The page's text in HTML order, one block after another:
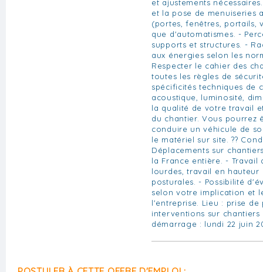
et ajustements
et la pose de menuiseries
(portes, fenêtres, portails,
que d'automatismes. -
supports et structures. -
aux énergies selon les
Respecter le cahier des
toutes les règles de
spécificités techniques de
acoustique, luminosité,
la qualité de votre travail
du chantier. Vous pourrez
conduire un véhicule de
le matériel sur site. ??
Déplacements sur
la France entière. -
lourdes, travail en hauteur
posturales. - Possibilité
selon votre implication et
l'entreprise. Lieu : prise de
interventions sur
démarrage : lundi 22 juin